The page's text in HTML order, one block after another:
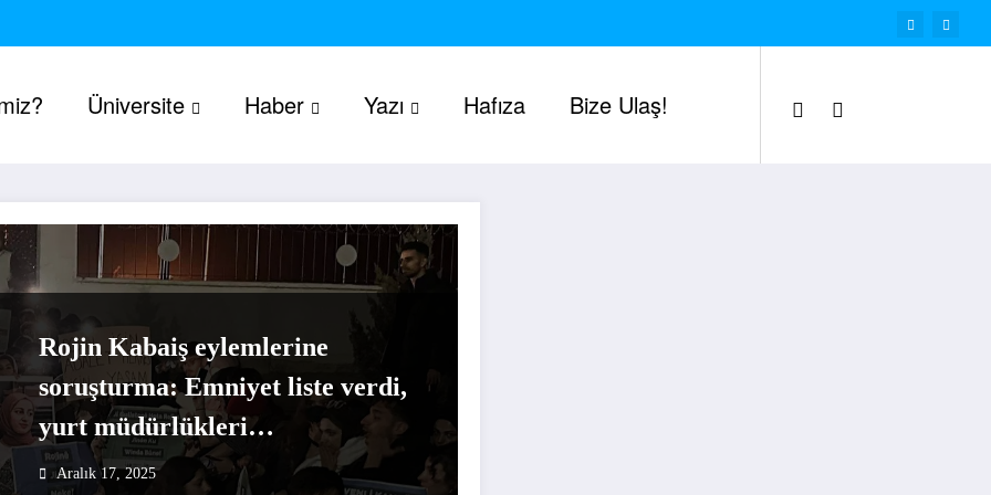
Üniversite Haber Yazı Hafıza Bize Ulaş!
Rojin Kabaiş eylemlerine
soruşturma: Emniyet liste verdi,
yurt müdürlükleri
üniversitelileri yurttan atmakla
Aralık 17, 2025